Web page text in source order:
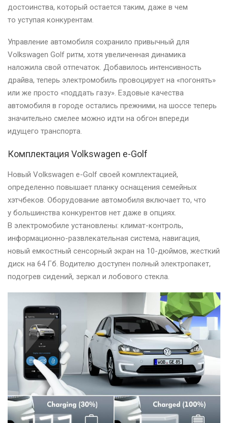
достоинства, который остается таким, даже в чем
то уступая конкурентам.
Управление автомобиля сохранило привычный для
Volkswagen Golf ритм, хотя увеличенная динамика
наложила свой отпечаток. Добавилось интенсивность
драйва, теперь электромобиль провоцирует на «погонять»
или же просто «поддать газу». Ездовые качества
автомобиля в городе остались прежними, на шоссе теперь
значительно смелее можно идти на обгон впереди
идущего транспорта.
Комплектация Volkswagen e-Golf
Новый Volkswagen e-Golf своей комплектацией,
определенно повышает планку оснащения семейных
хэтчбеков. Оборудование автомобиля включает то, что
у большинства конкурентов нет даже в опциях.
В электромобиле установлены: климат-контроль,
информационно-развлекательная система, навигация,
новый емкостный сенсорный экран на 10-дюймов, жесткий
диск на 64 Гб. Водителю доступен полный электропакет,
подогрев сидений, зеркал и лобового стекла.